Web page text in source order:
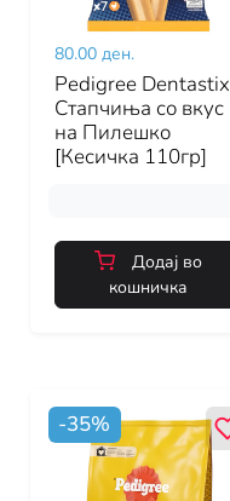
80.00 ден.
Pedigree Dentastix
Стапчиња со вкус
на Пилешко
[Кесичка 110гр]
Додај во
кошничка
-35%